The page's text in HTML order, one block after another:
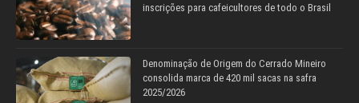
inscrições para cafeicultores de todo o Brasil
Denominação de Origem do Cerrado Mineiro
consolida marca de 420 mil sacas na safra
2025/2026